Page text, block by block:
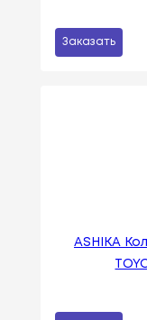
Заказать
ASHIKA